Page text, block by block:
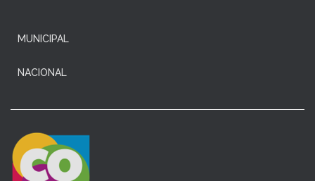
MUNICIPAL
NACIONAL